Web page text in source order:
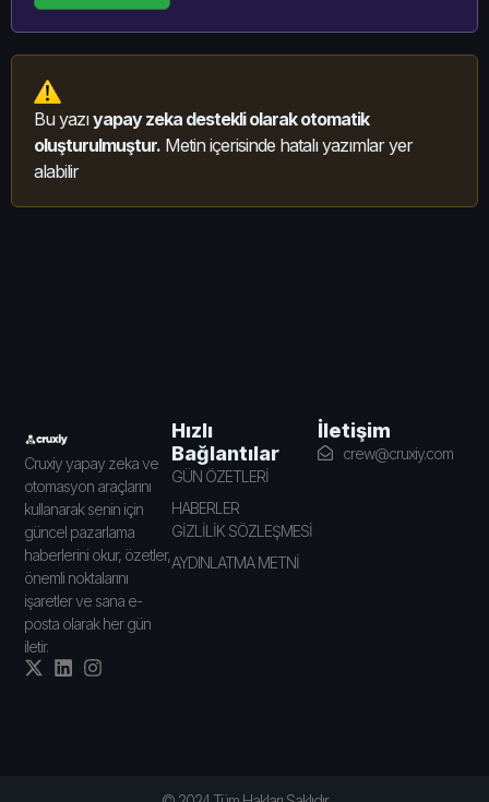
Bu yazıyapay zeka destekli olarak otomatik
oluşturulmuştur. Metin içerisinde hatalı yazımlar yer
alabilir
Cruxiy yapay zeka ve
otomasyon araçlarını
kullanarak senin için
güncel pazarlama
haberlerini okur, özetler,
önemli noktalarını
işaretler ve sana e-
posta olarak her gün
iletir.
Hızlı
Bağlantılar
GÜN ÖZETLERİ
HABERLER
GİZLİLİK SÖZLEŞMESİ
AYDINLATMA METNİ
İletişim
crew@cruxiy.com